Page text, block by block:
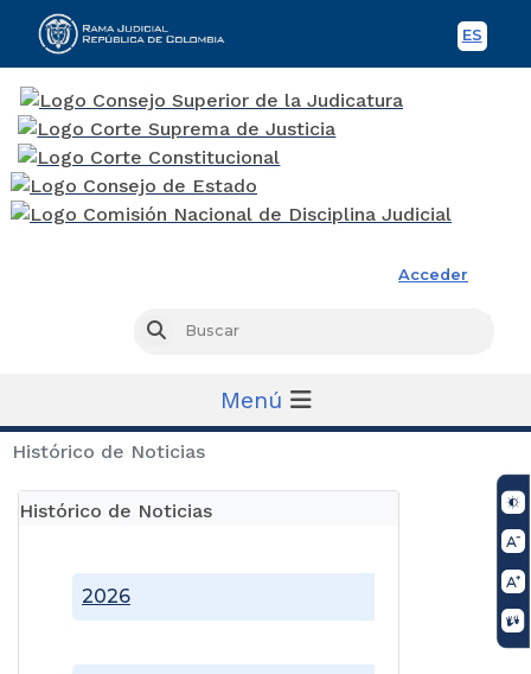
ES
Acceder
Buscar
Menú
Histórico de Noticias
Histórico de Noticias
2026